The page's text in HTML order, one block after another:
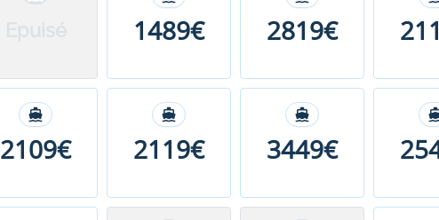
1489€ 2819€
2109€ 2119€ 3449€